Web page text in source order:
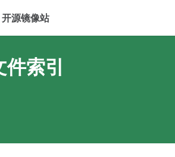
开源镜像站
件索引